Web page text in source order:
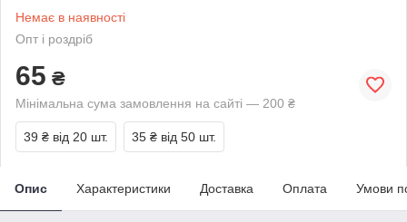
Немає в наявності
Опт і роздріб
65 ₴
Мінімальна сума замовлення на сайті — 200 ₴
39 ₴ від 20 шт. 35 ₴ від 50 шт.
Опис Характеристики Доставка Оплата Умови